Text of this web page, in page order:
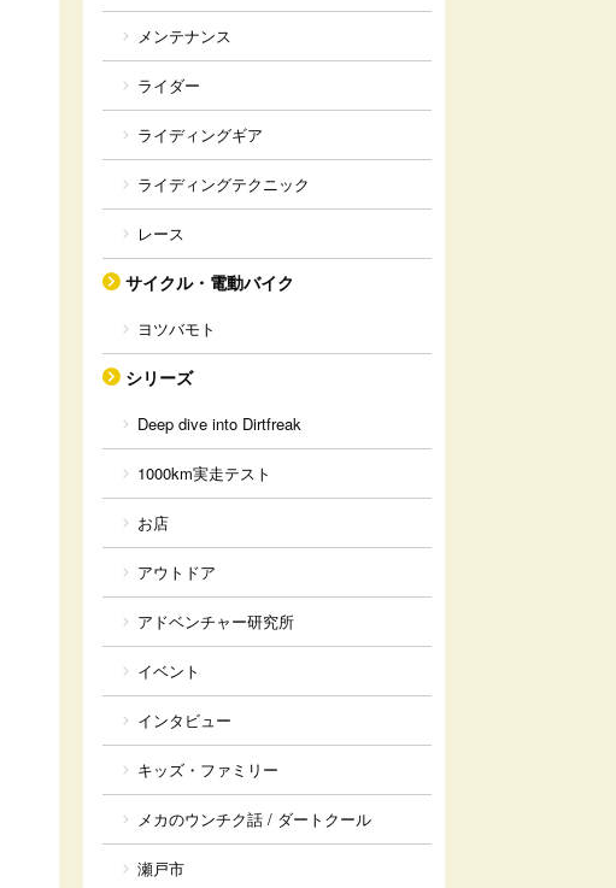
メンテナンス
ライダー
ライディングギア
ライディングテクニック
レース
サイクル・電動バイク
ヨツバモト
シリーズ
Deep dive into Dirtfreak
1000km実走テスト
お店
アウトドア
アドベンチャー研究所
イベント
インタビュー
キッズ・ファミリー
メカのウンチク話 / ダートクール
瀬戸市